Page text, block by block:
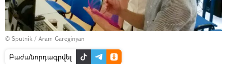
© Sputnik / Aram Gareginyan
Բաժանորդագրվել